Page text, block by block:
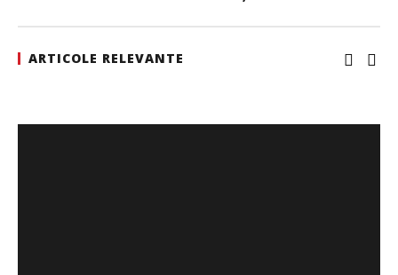
ARTICOLE RELEVANTE